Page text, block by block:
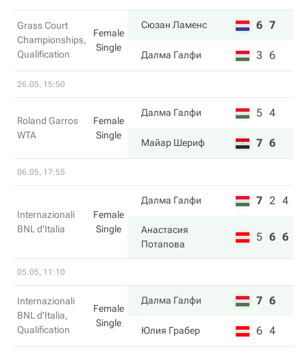
Grass Court
Championships,
Qualification
Female
Single
Сюзан Ламенс 6 7
Далма Галфи 3 6
26.05, 15:50
Roland Garros
WTA
Female
Single
Далма Галфи 5 4
Майар Шериф 7 6
06.05, 17:55
Internazionali
BNL d'Italia
Female
Single
Далма Галфи 7 2 4
Анастасия
Потапова
5 6 6
05.05, 11:10
Internazionali
BNL d'Italia,
Qualification
Female
Single
Далма Галфи 7 6
Юлия Грабер 6 4